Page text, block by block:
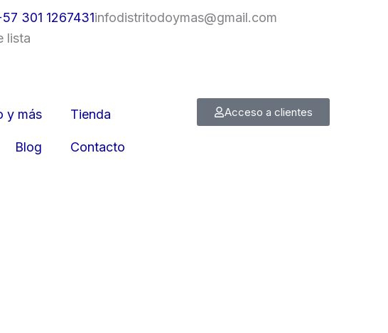
301 1267431infodistritodoymas@gmail.com
lista
y más Tienda
Blog Contacto
Acceso a clientes